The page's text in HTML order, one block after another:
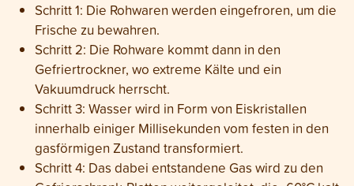
Schritt 1: Die Rohwaren werden eingefroren, um die
Frische zu bewahren.
Schritt 2: Die Rohware kommt dann in den
Gefriertrockner, wo extreme Kälte und ein
Vakuumdruck herrscht.
Schritt 3: Wasser wird in Form von Eiskristallen
innerhalb einiger Millisekunden vom festen in den
gasförmigen Zustand transformiert.
Schritt 4: Das dabei entstandene Gas wird zu den